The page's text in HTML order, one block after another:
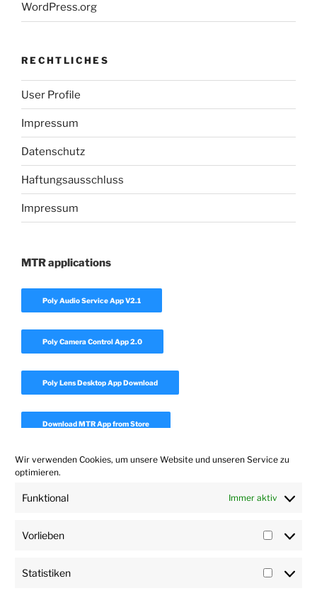
Wir verwenden Cookies, um unsere Website und unseren Service zu
optimieren.
Funktional Immer aktiv
Vorlieben
Statistiken
WordPress.org
RECHTLICHES
User Profile
Impressum
Datenschutz
Haftungsausschluss
Impressum
MTR applications
Poly Audio Service App V2.1
Poly Camera Control App 2.0
Poly Lens Desktop App Download
Download MTR App from Store
Download Realpresence Desktop